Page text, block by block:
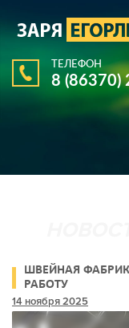
ТЕЛЕФОН
8 (86370)
ШВЕЙНАЯ
РАБОТУ
14 ноября 2025